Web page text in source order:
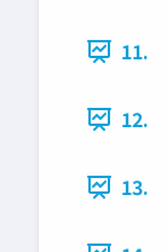
11.
12.
13.